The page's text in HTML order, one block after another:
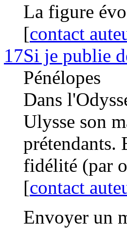
La figure
[contact
17Si je publie
Pénélopes
Dans
Ulysse son
prétendants.
fidélité (par
[contact
Envoyer un